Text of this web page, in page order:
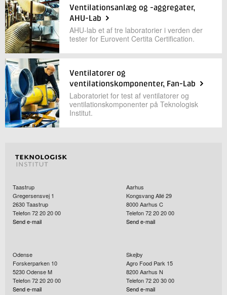
Ventilationsanlæg og -aggregater,
AHU-Lab
AHU-lab et af tre laboratorier i verden der
tester for Eurovent Certita Certification.
Ventilatorer og
ventilationskomponenter, Fan-Lab
Laboratoriet for test af ventilatorer og
ventilationskomponenter på Teknologisk
Institut.
Taastrup
Gregersensvej 1
2630Taastrup
Telefon 72 20 20 00
Send e-mail
Aarhus
Kongsvang Allé 29
8000Aarhus C
Telefon 72 20 20 00
Send e-mail
Odense
Forskerparken 10
5230Odense M
Telefon 72 20 20 00
Send e-mail
Skejby
Agro Food Park 15
8200Aarhus N
Telefon 72 20 30 00
Send e-mail